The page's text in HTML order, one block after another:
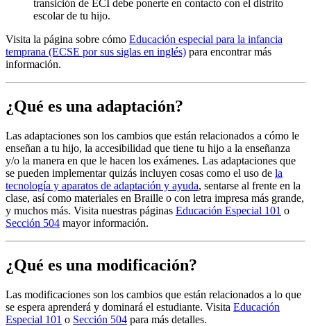
transición de ECI debe ponerte en contacto con el distrito
escolar de tu hijo.
Visita la página sobre cómo Educación especial para la infancia
temprana (ECSE por sus siglas en inglés) para encontrar más
información.
¿Qué es una adaptación?
Las adaptaciones son los cambios que están relacionados a cómo le
enseñan a tu hijo, la accesibilidad que tiene tu hijo a la enseñanza
y/o la manera en que le hacen los exámenes. Las adaptaciones que
se pueden implementar quizás incluyen cosas como el uso de la
tecnología y aparatos de adaptación y ayuda, sentarse al frente en la
clase, así como materiales en Braille o con letra impresa más grande,
y muchos más. Visita nuestras páginas Educación Especial 101 o
Sección 504 mayor información.
¿Qué es una modificación?
Las modificaciones son los cambios que están relacionados a lo que
se espera aprenderá y dominará el estudiante. Visita Educación
Especial 101 o Sección 504 para más detalles.